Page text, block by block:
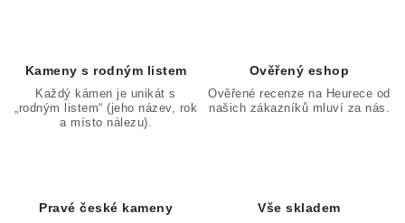
Kameny s rodným listem
Každý kámen je unikát s
„rodným listem“ (jeho název, rok
a místo nálezu).
Ověřený eshop
Ověřené recenze na Heurece od
našich zákazníků mluví za nás.
Pravé české kameny Vše skladem